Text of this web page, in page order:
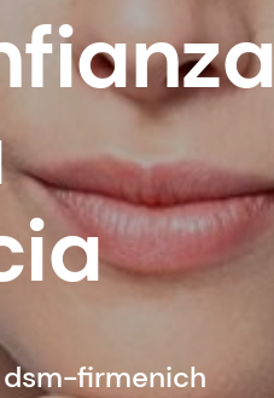
firmenich